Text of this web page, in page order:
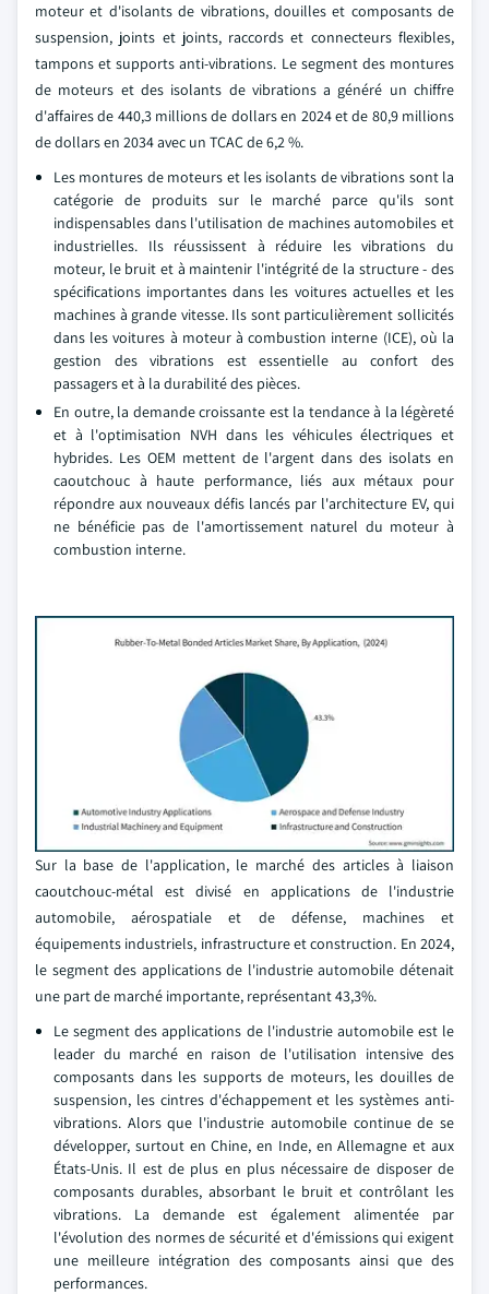
moteur et d'isolants de vibrations, douilles et composants de
suspension, joints et joints, raccords et connecteurs flexibles,
tampons et supports anti-vibrations. Le segment des montures
de moteurs et des isolants de vibrations a généré un chiffre
d'affaires de 440,3 millions de dollars en 2024 et de 80,9 millions
de dollars en 2034 avec un TCAC de 6,2 %.
Les montures de moteurs et les isolants de vibrations sont la
catégorie de produits sur le marché parce qu'ils sont
indispensables dans l'utilisation de machines automobiles et
industrielles. Ils réussissent à réduire les vibrations du
moteur, le bruit et à maintenir l'intégrité de la structure - des
spécifications importantes dans les voitures actuelles et les
machines à grande vitesse. Ils sont particulièrement sollicités
dans les voitures à moteur à combustion interne (ICE), où la
gestion des vibrations est essentielle au confort des
passagers et à la durabilité des pièces.
En outre, la demande croissante est la tendance à la légèreté
et à l'optimisation NVH dans les véhicules électriques et
hybrides. Les OEM mettent de l'argent dans des isolats en
caoutchouc à haute performance, liés aux métaux pour
répondre aux nouveaux défis lancés par l'architecture EV, qui
ne bénéficie pas de l'amortissement naturel du moteur à
combustion interne.
Sur la base de l'application, le marché des articles à liaison
caoutchouc-métal est divisé en applications de l'industrie
automobile, aérospatiale et de défense, machines et
équipements industriels, infrastructure et construction. En 2024,
le segment des applications de l'industrie automobile détenait
une part de marché importante, représentant 43,3%.
Le segment des applications de l'industrie automobile est le
leader du marché en raison de l'utilisation intensive des
composants dans les supports de moteurs, les douilles de
suspension, les cintres d'échappement et les systèmes anti-
vibrations. Alors que l'industrie automobile continue de se
développer, surtout en Chine, en Inde, en Allemagne et aux
États-Unis. Il est de plus en plus nécessaire de disposer de
composants durables, absorbant le bruit et contrôlant les
vibrations. La demande est également alimentée par
l'évolution des normes de sécurité et d'émissions qui exigent
une meilleure intégration des composants ainsi que des
performances.